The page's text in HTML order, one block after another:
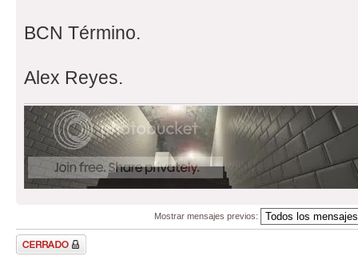
BCN Término.
Alex Reyes.
Mostrar mensajes previos:
Tema cerrado